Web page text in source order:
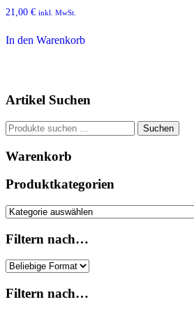
21,00 € inkl. MwSt.
In den Warenkorb
Artikel Suchen
Suchen
nach:
Suchen
Warenkorb
Produktkategorien
Filtern nach…
Filtern nach…